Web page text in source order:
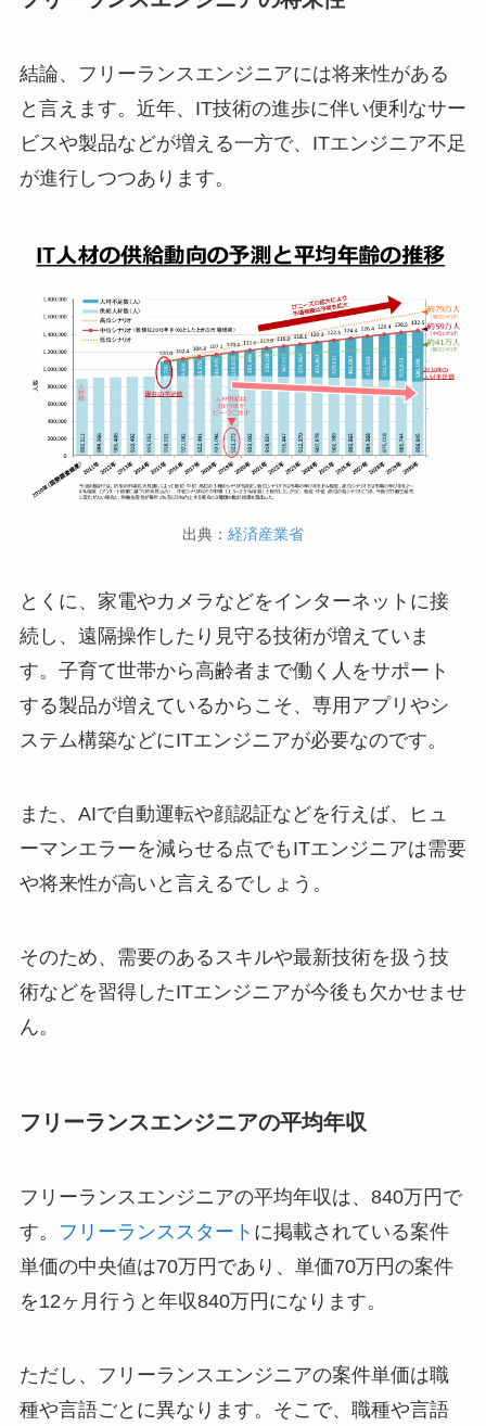
結論、フリーランスエンジニアには将来性がある
と言えます。近年、IT技術の進歩に伴い便利なサー
ビスや製品などが増える一方で、ITエンジニア不足
が進行しつつあります。
出典： 経済産業省
とくに、家電やカメラなどをインターネットに接
続し、遠隔操作したり見守る技術が増えていま
す。子育て世帯から高齢者まで働く人をサポート
する製品が増えているからこそ、専用アプリやシ
ステム構築などにITエンジニアが必要なのです。
また、AIで自動運転や顔認証などを行えば、ヒュ
ーマンエラーを減らせる点でもITエンジニアは需要
や将来性が高いと言えるでしょう。
そのため、需要のあるスキルや最新技術を扱う技
術などを習得したITエンジニアが今後も欠かせませ
ん。
フリーランスエンジニアの平均年収
フリーランスエンジニアの平均年収は、840万円で
す。
フリーランススタート に掲載されている案件
単価の中央値は70万円であり、単価70万円の案件
を12ヶ月行うと年収840万円になります。
ただし、フリーランスエンジニアの案件単価は職
種や言語ごとに異なります。そこで、職種や言語